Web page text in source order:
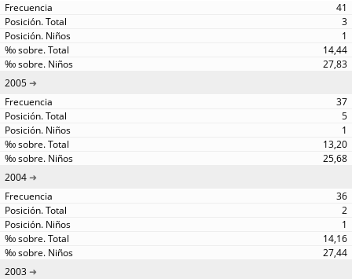
41
3
1
14,44
27,83
2005
37
5
1
13,20
25,68
2004
36
2
1
14,16
27,44
2003